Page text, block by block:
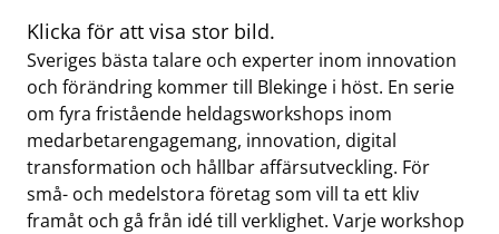
Klicka för att visa stor bild.
Sveriges bästa talare och experter inom innovation
och förändring kommer till Blekinge i höst. En serie
om fyra fristående heldagsworkshops inom
medarbetarengagemang, innovation, digital
transformation och hållbar affärsutveckling. För
små- och medelstora företag som vill ta ett kliv
framåt och gå från idé till verklighet. Varje workshop